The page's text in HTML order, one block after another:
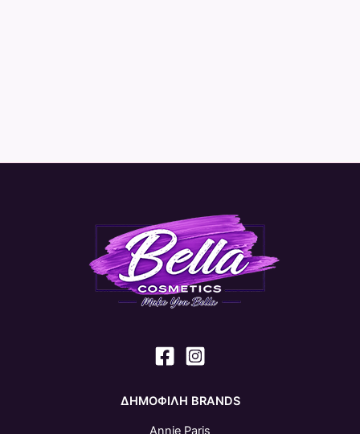
ΔΗΜΟΦΙΛΗ BRANDS